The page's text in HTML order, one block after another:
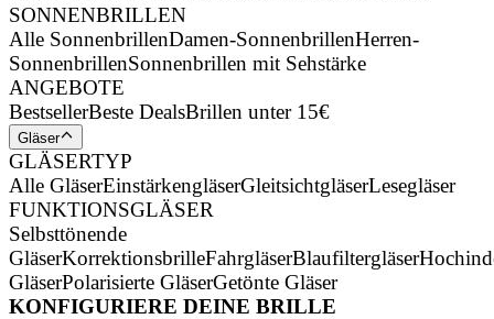
SONNENBRILLEN
Alle SonnenbrillenDamen-SonnenbrillenHerren-
SonnenbrillenSonnenbrillen mit Sehstärke
ANGEBOTE
BestsellerBeste DealsBrillen unter 15€
Gläser
GLÄSERTYP
Alle GläserEinstärkengläserGleitsichtgläserLesegläser
FUNKTIONSGLÄSER
Selbsttönende
GläserKorrektionsbrilleFahrgläserBlaufiltergläser
GläserPolarisierte GläserGetönte Gläser
KONFIGURIERE DEINE BRILLE